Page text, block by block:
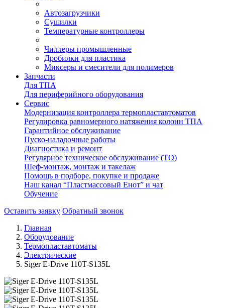
Автозагрузчики
Сушилки
Температурные контроллеры
Чиллеры промышленные
Дробилки для пластика
Миксеры и смесители для полимеров
Запчасти
Для ТПА
Для периферийного оборудования
Сервис
Модернизация контроллера термопластавтоматов
Регулировка равномерного натяжения колонн ТПА
Гарантийное обслуживание
Пуско-наладочные работы
Диагностика и ремонт
Регулярное техническое обслуживание (ТО)
Шеф-монтаж, монтаж и такелаж
Помощь в подборе, покупке и продаже
Наш канал “Пластмассовый Енот” и чат
Обучение
Оставить заявку Обратный звонок
Главная
Оборудование
Термопластавтоматы
Электрические
Siger E-Drive 110T-S135L